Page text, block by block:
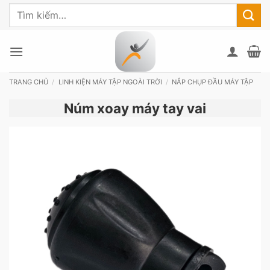
Bỏ
dung
Tìm
TRANG CHỦ / LINH KIỆN MÁY TẬP NGOÀI TRỜI / NẮP CHỤP ĐẦU MÁY TẬP
Núm xoay máy tay vai